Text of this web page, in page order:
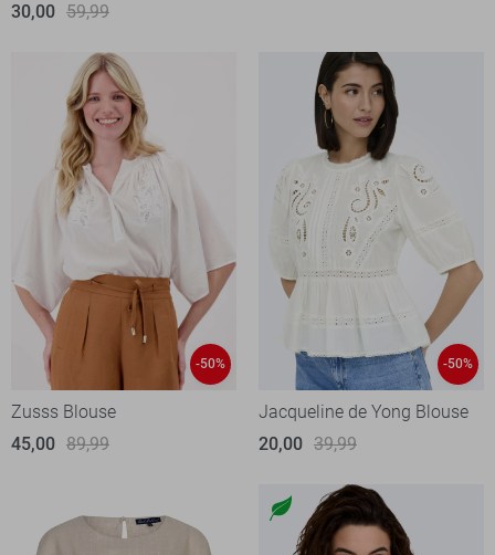
30,00 59,99
-50%
Zusss Blouse
45,00 89,99
-50%
Jacqueline de Yong Blouse
20,00 39,99